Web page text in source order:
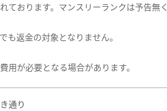
おります。マンスリーランクは予告無く
返金の対象となりません。
が必要となる場合があります。
通り